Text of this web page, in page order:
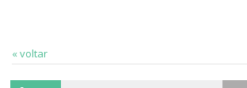
« voltar